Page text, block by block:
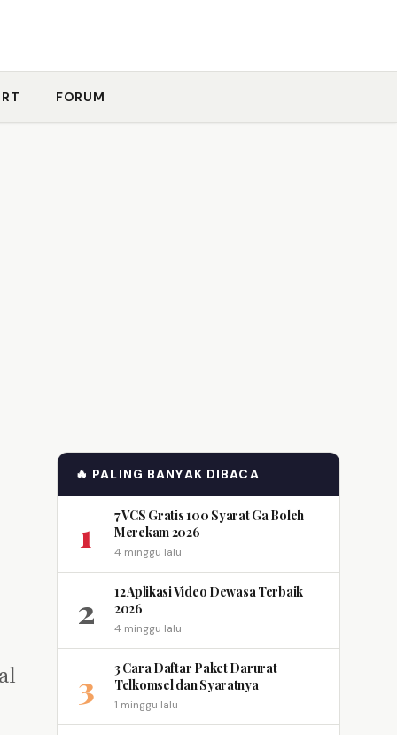
FORUM
🔥 PALING BANYAK DIBACA
1
7 VCS Gratis 100 Syarat Ga Boleh
Merekam 2026
4 minggu lalu
2
12 Aplikasi Video Dewasa Terbaik
2026
4 minggu lalu
3
3 Cara Daftar Paket Darurat
Telkomsel dan Syaratnya
1 minggu lalu